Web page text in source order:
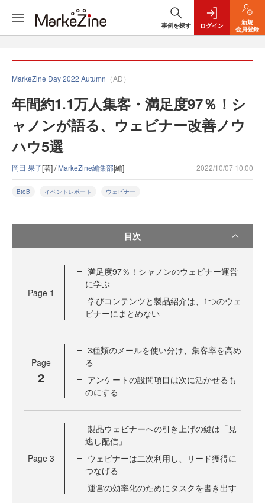
事例を探す ログイン
新規
会員登録
MarkeZine Day 2022 Autumn （AD）
年間約1.1万人集客・満足度97％！シ
ャノンが語る、ウェビナー改善ノウ
ハウ5選
岡田 果子[著] /MarkeZine編集部[編] 2022/10/07 10:00
BtoB イベントレポート ウェビナー
目次
Page 1
満足度97％！シャノンのウェビナー運営
に学ぶ
学びコンテンツと製品紹介は、1つのウェ
ビナーにまとめない
Page
2
3種類のメールを使い分け、集客率を高め
る
アンケートの設問項目は次に活かせるも
のにする
Page 3
製品ウェビナーへの引き上げの鍵は「見
逃し配信」
ウェビナーは二次利用し、リード獲得に
つなげる
運営の効率化のためにタスクを書き出す